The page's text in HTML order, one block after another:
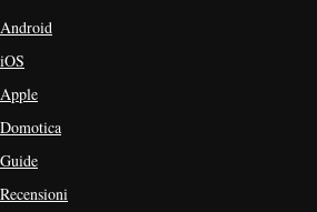
Android
iOS
Apple
Domotica
Guide
Recensioni